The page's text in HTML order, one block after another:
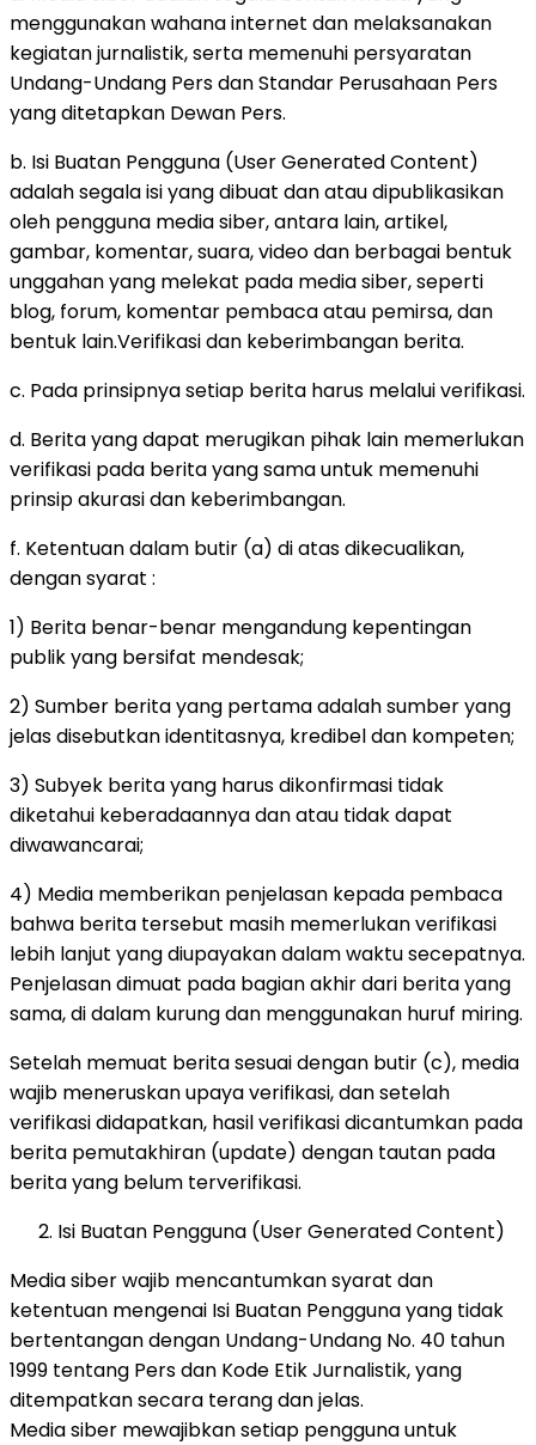
menggunakan wahana internet dan melaksanakan
kegiatan jurnalistik, serta memenuhi persyaratan
Undang-Undang Pers dan Standar Perusahaan Pers
yang ditetapkan Dewan Pers.
b. Isi Buatan Pengguna (User Generated Content)
adalah segala isi yang dibuat dan atau dipublikasikan
oleh pengguna media siber, antara lain, artikel,
gambar, komentar, suara, video dan berbagai bentuk
unggahan yang melekat pada media siber, seperti
blog, forum, komentar pembaca atau pemirsa, dan
bentuk lain.Verifikasi dan keberimbangan berita.
c. Pada prinsipnya setiap berita harus melalui verifikasi.
d. Berita yang dapat merugikan pihak lain memerlukan
verifikasi pada berita yang sama untuk memenuhi
prinsip akurasi dan keberimbangan.
f. Ketentuan dalam butir (a) di atas dikecualikan,
dengan syarat :
1) Berita benar-benar mengandung kepentingan
publik yang bersifat mendesak;
2) Sumber berita yang pertama adalah sumber yang
jelas disebutkan identitasnya, kredibel dan kompeten;
3) Subyek berita yang harus dikonfirmasi tidak
diketahui keberadaannya dan atau tidak dapat
diwawancarai;
4) Media memberikan penjelasan kepada pembaca
bahwa berita tersebut masih memerlukan verifikasi
lebih lanjut yang diupayakan dalam waktu secepatnya.
Penjelasan dimuat pada bagian akhir dari berita yang
sama, di dalam kurung dan menggunakan huruf miring.
Setelah memuat berita sesuai dengan butir (c), media
wajib meneruskan upaya verifikasi, dan setelah
verifikasi didapatkan, hasil verifikasi dicantumkan pada
berita pemutakhiran (update) dengan tautan pada
berita yang belum terverifikasi.
Isi Buatan Pengguna (User Generated Content)
Media siber wajib mencantumkan syarat dan
ketentuan mengenai Isi Buatan Pengguna yang tidak
bertentangan dengan Undang-Undang No. 40 tahun
1999 tentang Pers dan Kode Etik Jurnalistik, yang
ditempatkan secara terang dan jelas.
Media siber mewajibkan setiap pengguna untuk